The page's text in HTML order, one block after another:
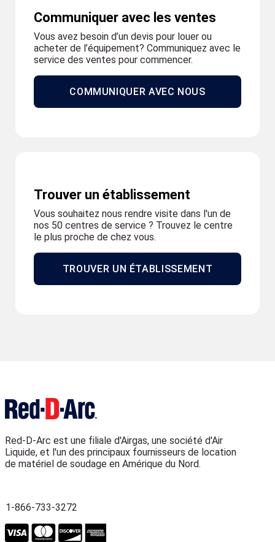
Communiquer avec les ventes
Vous avez besoin d’un devis pour louer ou
acheter de l’équipement? Communiquez avec le
service des ventes pour commencer.
COMMUNIQUER AVEC NOUS
Trouver un établissement
Vous souhaitez nous rendre visite dans l'un de
nos 50 centres de service ? Trouvez le centre
le plus proche de chez vous.
TROUVER UN ÉTABLISSEMENT
Red-D-Arc est une filiale d'Airgas, une société d'Air
Liquide, et l'un des principaux fournisseurs de location
de matériel de soudage en Amérique du Nord.
1-866-733-3272